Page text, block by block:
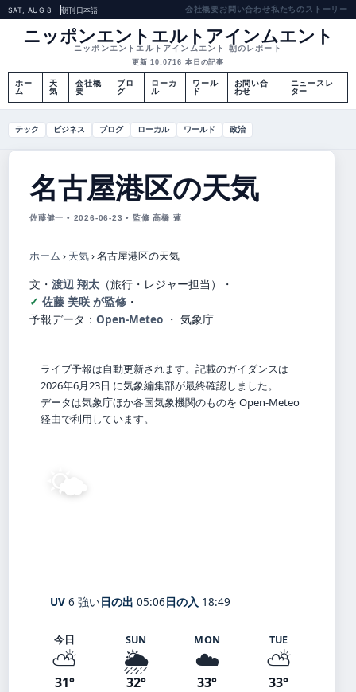
SAT, AUG 8 朝刊日本語 会社概要お問い合わせ私たちのストーリー
ニッポンエントエルトアインムエント
ニッポンエントエルトアインムエント 朝のレポート
更新 10:0716 本日の記事
ホー
ム
天
気
会社概
要
ブロ
グ
ローカ
ル
ワール
ド
お問い合
わせ
ニュースレ
ター
テック ビジネス ブログ ローカル ワールド 政治
名古屋港区の天気
佐藤健一 • 2026-06-23 • 監修 高橋 蓮
ホーム › 天気›名古屋港区の天気
文・ 渡辺 翔太 （旅行・レジャー担当）
・
佐藤 美咲 が監修 ・
予報データ： Open-Meteo ・ 気象庁
ライブ予報は自動更新されます。記載のガイダンスは
2026年6月23日 に気象編集部が最終確認しました。
データは気象庁ほか各国気象機関のものを Open-Meteo
経由で利用しています。
🌤️
UV 6 強い日の出 05:06日の入 18:49
今日
⛅
31°
SUN
🌦️
32°
MON
☁️
33°
TUE
⛅
33°